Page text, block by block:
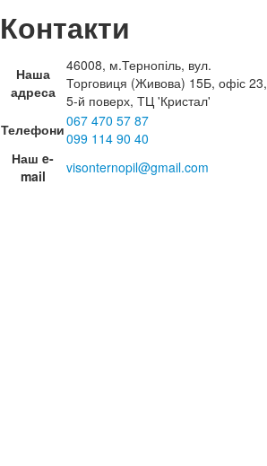
Контакти
Наша
адреса
46008, м.Тернопіль, вул.
Торговиця (Живова) 15Б, офіс 23,
5-й поверх, ТЦ 'Кристал'
Телефони067 470 57 87
099 114 90 40
Наш e-
mail
visonternopil@gmail.com